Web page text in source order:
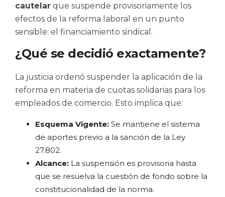
cautelar que suspende provisoriamente los
efectos de la reforma laboral en un punto
sensible: el financiamiento sindical.
¿Qué se decidió exactamente?
La justicia ordenó suspender la aplicación de la
reforma en materia de cuotas solidarias para los
empleados de comercio. Esto implica que:
Esquema Vigente: Se mantiene el sistema
de aportes previo a la sanción de la Ley
27.802.
Alcance: La suspensión es provisoria hasta
que se resuelva la cuestión de fondo sobre la
constitucionalidad de la norma.